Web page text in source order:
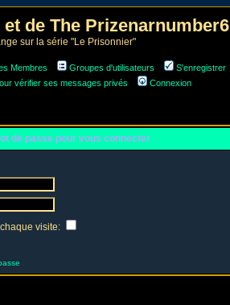
de The Prizenarnumber6
sur la série "Le Prisonnier"
Membres Groupes d'utilisateurs
S'enregistrer
vérifier ses messages privés Connexion
de passe pour vous connecter
visite: